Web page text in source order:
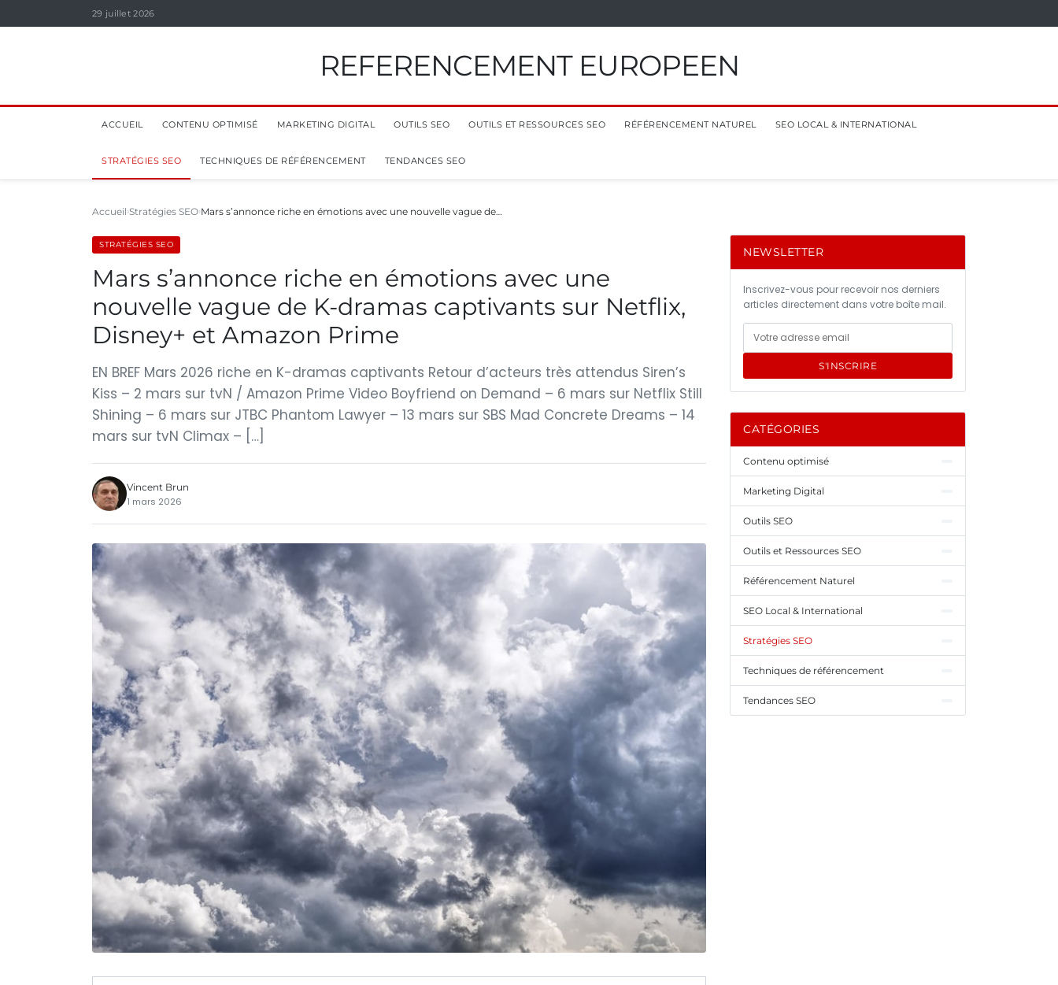
29 juillet 2026
REFERENCEMENT EUROPEEN
ACCUEIL CONTENU OPTIMISÉ MARKETING DIGITAL OUTILS SEO OUTILS ET RESSOURCES SEO RÉFÉRENCEMENT NATUREL SEO LOCAL & INTERNATIONAL
STRATÉGIES SEO TECHNIQUES DE RÉFÉRENCEMENT TENDANCES SEO
Accueil Stratégies SEO Mars s’annonce riche en émotions avec une nouvelle vague de…
STRATÉGIES SEO
Mars s’annonce riche en émotions avec une
nouvelle vague de K-dramas captivants sur Netflix,
Disney+ et Amazon Prime
EN BREF Mars 2026 riche en K-dramas captivants Retour d’acteurs très attendus Siren’s
Kiss – 2 mars sur tvN / Amazon Prime Video Boyfriend on Demand – 6 mars sur Netflix Still
Shining – 6 mars sur JTBC Phantom Lawyer – 13 mars sur SBS Mad Concrete Dreams – 14
mars sur tvN Climax – […]
Vincent Brun
1 mars 2026
NEWSLETTER
Inscrivez-vous pour recevoir nos derniers
articles directement dans votre boîte mail.
S'INSCRIRE
CATÉGORIES
Contenu optimisé
Marketing Digital
Outils SEO
Outils et Ressources SEO
Référencement Naturel
SEO Local & International
Stratégies SEO
Techniques de référencement
Tendances SEO